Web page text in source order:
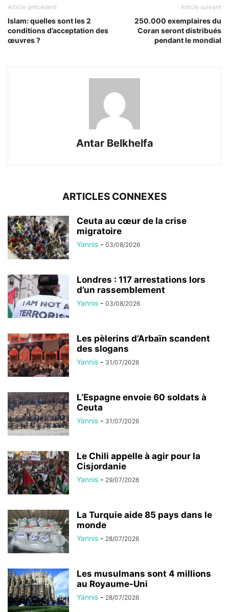
Article précédent
Islam: quelles sont les 2
conditions d’acceptation des
œuvres ?
Article suivant
250.000 exemplaires du
Coran seront distribués
pendant le mondial
Antar Belkhelfa
ARTICLES CONNEXES
Ceuta au cœur de la crise
migratoire
Yannis - 03/08/2026
Londres : 117 arrestations lors
d’un rassemblement
Yannis - 03/08/2026
Les pèlerins d’Arbaïn scandent
des slogans
Yannis - 31/07/2026
L’Espagne envoie 60 soldats à
Ceuta
Yannis - 31/07/2026
Le Chili appelle à agir pour la
Cisjordanie
Yannis - 29/07/2026
La Turquie aide 85 pays dans le
monde
Yannis - 28/07/2026
Les musulmans sont 4 millions
au Royaume-Uni
Yannis - 28/07/2026